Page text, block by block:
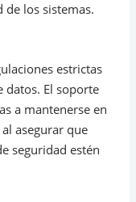
los sistemas.
estrictas
datos. El soporte
a mantenerse en
asegurar que
seguridad estén